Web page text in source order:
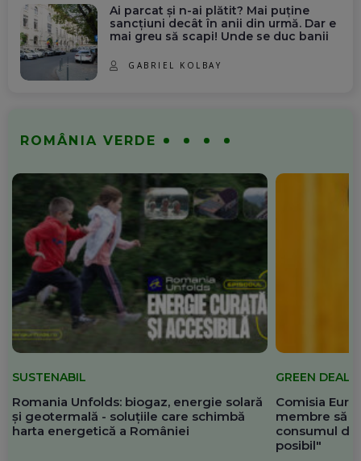
Ai parcat și n-ai plătit? Mai puține
sancțiuni decât în anii din urmă. Dar e
mai greu să scapi! Unde se duc banii
GABRIEL KOLBAY
ROMÂNIA VERDE
SUSTENABIL
Romania Unfolds: biogaz, energie solară
și geotermală - soluțiile care schimbă
harta energetică a României
GREEN DEAL
Comisia
membre să
consumul de
posibil"